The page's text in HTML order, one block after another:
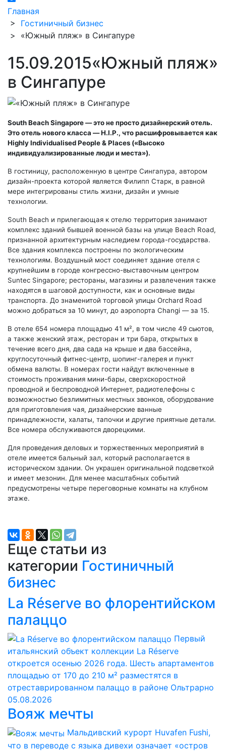
Главная
> Гостиничный бизнес
> «Южный пляж» в Сингапуре
15.09.2015«Южный пляж»
в Сингапуре
South Beach Singapore — это не просто дизайнерский отель.
Это отель нового класса — H.I.P., что расшифровывается как
Highly Individualised People & Places («Высоко
индивидуализированные люди и места»).
В гостиницу, расположенную в центре Сингапура, автором
дизайн-проекта которой является Филипп Старк, в равной
мере интегрированы стиль жизни, дизайн и умные
технологии.
South Beach и прилегающая к отелю территория занимают
комплекс зданий бывшей военной базы на улице Beach Road,
признанной архитектурным наследием города-государства.
Все здания комплекса построены по экологическим
технологиям. Воздушный мост соединяет здание отеля с
крупнейшим в городе конгрессно-выставочным центром
Suntec Singapore; рестораны, магазины и развлечения также
находятся в шаговой доступности, как и основные виды
транспорта. До знаменитой торговой улицы Orchard Road
можно добраться за 10 минут, до аэропорта Changi — за 15.
В отеле 654 номера площадью 41 м², в том числе 49 сьютов,
а также женский этаж, ресторан и три бара, открытых в
течение всего дня, два сада на крыше и два бассейна,
круглосуточный фитнес-центр, шопинг-галерея и пункт
обмена валюты. В номерах гости найдут включенные в
стоимость проживания мини-бары, сверхскоростной
проводной и беспроводной Интернет, радиотелефоны с
возможностью безлимитных местных звонков, оборудование
для приготовления чая, дизайнерские ванные
принадлежности, халаты, тапочки и другие приятные детали.
Все номера обслуживаются дворецкими.
Для проведения деловых и торжественных мероприятий в
отеле имеется бальный зал, который располагается в
историческом здании. Он украшен оригинальной подсветкой
и имеет мезонин. Для менее масштабных событий
предусмотрены четыре переговорные комнаты на клубном
этаже.
Еще статьи из
категории Гостиничный
бизнес
La Réserve во флорентийском
палаццо
Первый
итальянский объект коллекции La Réserve
откроется осенью 2026 года. Шесть апартаментов
площадью от 170 до 210 м² разместятся в
отреставрированном палаццо в районе Ольтрарно
05.08.2026
Вояж мечты
Мальдивский курорт Huvafen Fushi,
что в переводе с языка дивехи означает «остров